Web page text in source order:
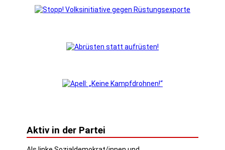
Aktiv in der Partei